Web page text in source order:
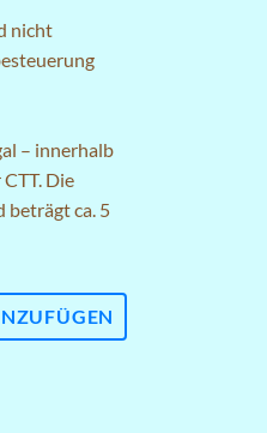
nicht
– innerhalb
Die
beträgt ca. 5